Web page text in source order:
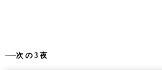
次の3夜